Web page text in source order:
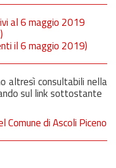
al 6 maggio 2019
il 6 maggio 2019)
altresì consultabili nella
sul link sottostante
di Ascoli Piceno